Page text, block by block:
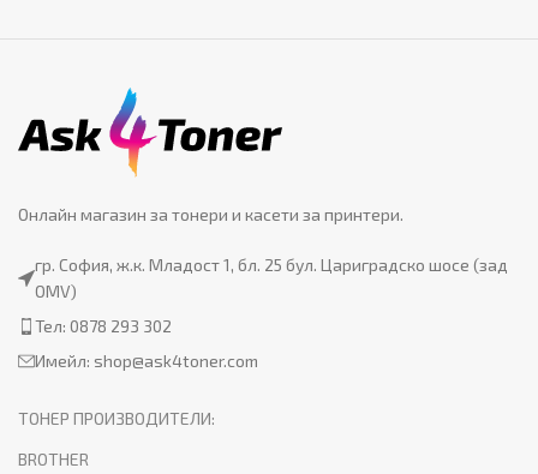
Онлайн магазин за тонери и касети за принтери.
гр. София, ж.к. Младост 1, бл. 25 бул. Цариградско шосе (зад
OMV)
Тел: 0878 293 302
Имейл: shop@ask4toner.com
ТОНЕР ПРОИЗВОДИТЕЛИ:
BROTHER